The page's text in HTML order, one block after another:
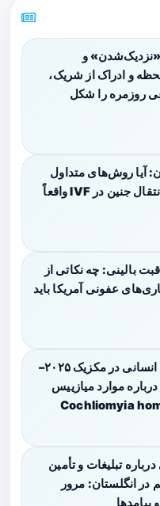
و
و ادراک از شریک،
روزمره را شکل
آیا روش‌های متداول
آماده‌سازی قبل از انتقال جنین در IVF واقعاً
بالینی: چه نکاتی از
عفونی آمریکا باید
بازگشت اسکروورم انسانی در مکزیک ۲۰۲۵–
۲۰۲۶: هشدار CDC درباره موارد میازییس
تبلیغات و تأمین
در انگلستان: مرور